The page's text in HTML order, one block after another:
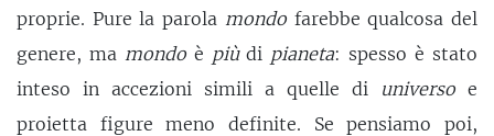
proprie. Pure la parola mondofarebbe qualcosa del
genere, ma mondoè piùdi pianeta: spesso è stato
inteso in accezioni simili a quelle di universo e
proietta figure meno definite. Se pensiamo poi,